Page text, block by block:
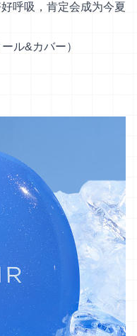
呼吸，肯定会成为今夏
ル&カバー）